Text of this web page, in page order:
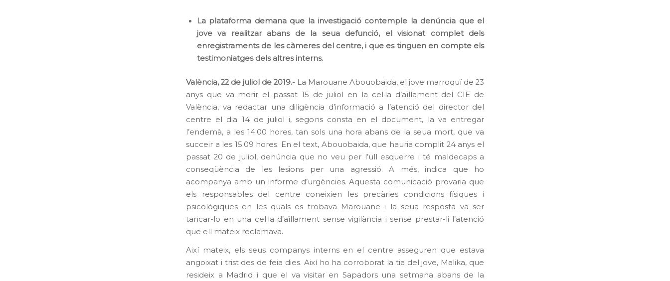
La plataforma demana que la investigació contemple la denúncia que el
jove va realitzar abans de la seua defunció, el visionat complet dels
enregistraments de les càmeres del centre, i que es tinguen en compte els
testimoniatges dels altres interns.
València, 22 de juliol de 2019.- La Marouane Abouobaida, el jove marroquí de 23
anys que va morir el passat 15 de juliol en la cel·la d’aïllament del CIE de
València, va redactar una diligència d’informació a l’atenció del director del
centre el dia 14 de juliol i, segons consta en el document, la va entregar
l’endemà, a les 14.00 hores, tan sols una hora abans de la seua mort, que va
succeir a les 15.09 hores. En el text, Abouobaida, que hauria complit 24 anys el
passat 20 de juliol, denúncia que no veu per l’ull esquerre i té maldecaps a
conseqüència de les lesions per una agressió. A més, indica que ho
acompanya amb un informe d’urgències. Aquesta comunicació provaria que
els responsables del centre coneixien les precàries condicions físiques i
psicològiques en les quals es trobava Marouane i la seua resposta va ser
tancar-lo en una cel·la d’aïllament sense vigilància i sense prestar-li l’atenció
que ell mateix reclamava.
Així mateix, els seus companys interns en el centre asseguren que estava
angoixat i trist des de feia dies. Així ho ha corroborat la tia del jove, Malika, que
resideix a Madrid i que el va visitar en Sapadors una setmana abans de la